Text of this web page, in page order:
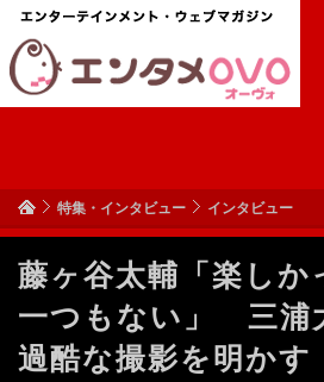
特集・インタビュー インタビュー
藤ヶ谷太輔「楽しか
一つもない」 三浦
過酷な撮影を明か